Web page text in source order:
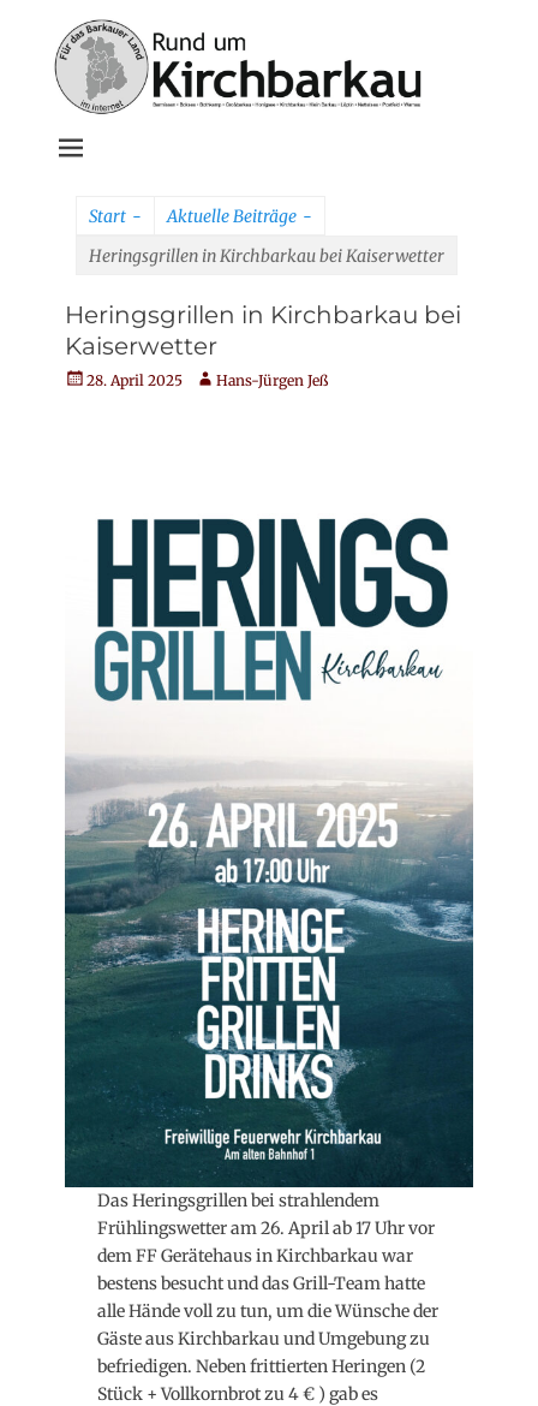
Start - Aktuelle Beiträge -
Heringsgrillen in Kirchbarkau bei Kaiserwetter
Heringsgrillen in Kirchbarkau bei
Kaiserwetter
Veröffentlicht
28. April 2025 AutorHans-Jürgen Jeß
Das Heringsgrillen bei strahlendem
Frühlingswetter am 26. April ab 17 Uhr vor
dem FF Gerätehaus in Kirchbarkau war
bestens besucht und das Grill-Team hatte
alle Hände voll zu tun, um die Wünsche der
Gäste aus Kirchbarkau und Umgebung zu
befriedigen. Neben frittierten Heringen (2
Stück + Vollkornbrot zu 4 € ) gab es